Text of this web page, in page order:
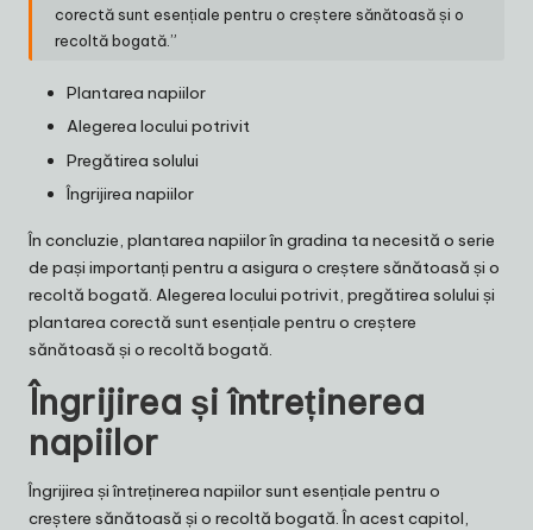
corectă sunt esențiale pentru o creștere sănătoasă și o
recoltă bogată.”
Plantarea napiilor
Alegerea locului potrivit
Pregătirea solului
Îngrijirea napiilor
În concluzie, plantarea napiilor în gradina ta necesită o serie
de pași importanți pentru a asigura o creștere sănătoasă și o
recoltă bogată. Alegerea locului potrivit, pregătirea solului și
plantarea corectă sunt esențiale pentru o creștere
sănătoasă și o recoltă bogată.
Îngrijirea și întreținerea
napiilor
Îngrijirea și întreținerea napiilor sunt esențiale pentru o
creștere sănătoasă și o recoltă bogată. În acest capitol,